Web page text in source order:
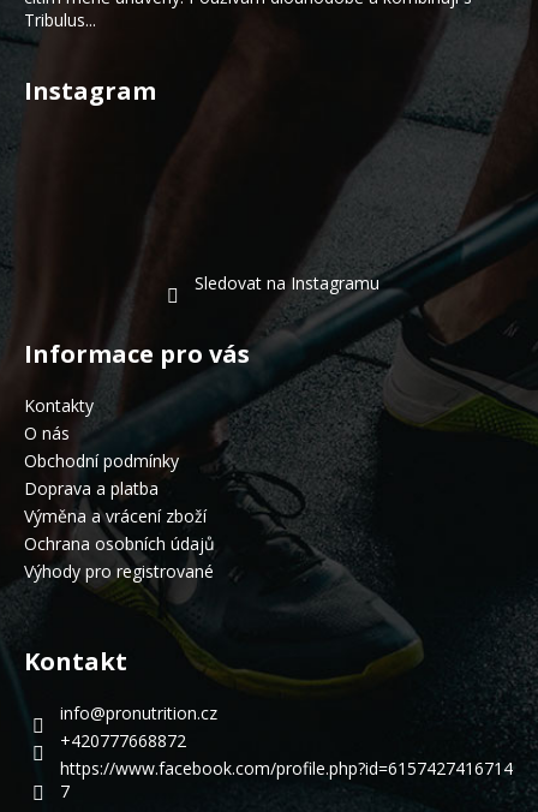
Tribulus...
Instagram
Sledovat na Instagramu
Informace pro vás
Kontakty
O nás
Obchodní podmínky
Doprava a platba
Výměna a vrácení zboží
Ochrana osobních údajů
Výhody pro registrované
Kontakt
info@pronutrition.cz
+420777668872
https://www.facebook.com/profile.php?id=6157427416714
7